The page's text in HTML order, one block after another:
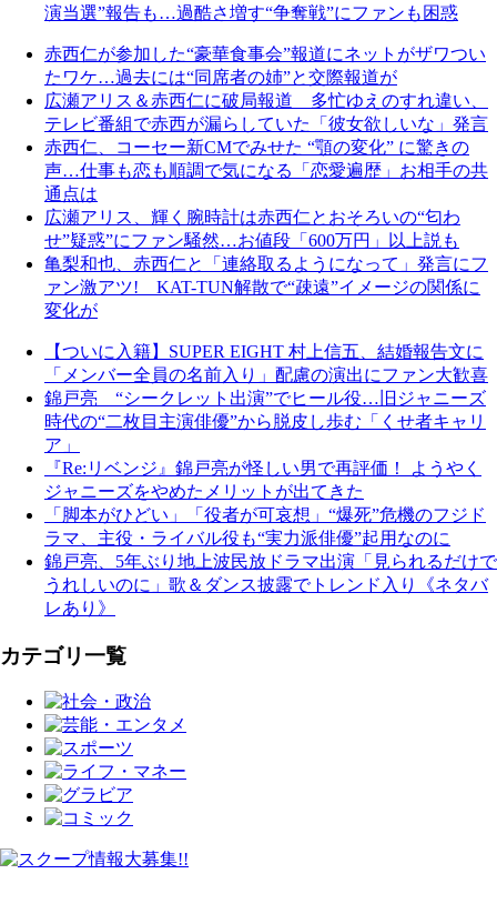
演当選”報告も…過酷さ増す“争奪戦”にファンも困惑
赤西仁が参加した“豪華食事会”報道にネットがザワつい
たワケ…過去には“同席者の姉”と交際報道が
広瀬アリス＆赤西仁に破局報道 多忙ゆえのすれ違い、
テレビ番組で赤西が漏らしていた「彼女欲しいな」発言
赤西仁、コーセー新CMでみせた “顎の変化” に驚きの
声…仕事も恋も順調で気になる「恋愛遍歴」お相手の共
通点は
広瀬アリス、輝く腕時計は赤西仁とおそろいの“匂わ
せ”疑惑”にファン騒然…お値段「600万円」以上説も
亀梨和也、赤西仁と「連絡取るようになって」発言にフ
ァン激アツ! KAT-TUN解散で“疎遠”イメージの関係に
変化が
【ついに入籍】SUPER EIGHT 村上信五、結婚報告文に
「メンバー全員の名前入り」配慮の演出にファン大歓喜
錦戸亮 “シークレット出演”でヒール役…旧ジャニーズ
時代の“二枚目主演俳優”から脱皮し歩む「くせ者キャリ
ア」
『Re:リベンジ』錦戸亮が怪しい男で再評価！ ようやく
ジャニーズをやめたメリットが出てきた
「脚本がひどい」「役者が可哀想」“爆死”危機のフジド
ラマ、主役・ライバル役も“実力派俳優”起用なのに
錦戸亮、5年ぶり地上波民放ドラマ出演「見られるだけで
うれしいのに」歌＆ダンス披露でトレンド入り《ネタバ
レあり》
カテゴリ一覧